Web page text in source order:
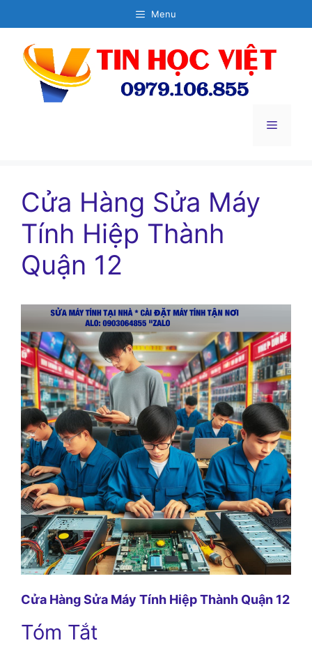
đến
dung
Menu
Menu
Cửa Hàng Sửa Máy
Tính Hiệp Thành
Quận 12
Cửa Hàng Sửa Máy Tính Hiệp Thành Quận 12
Tóm Tắt